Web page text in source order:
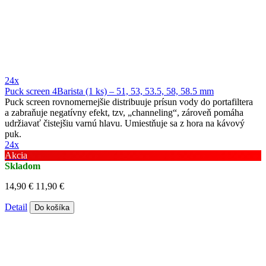
24x
Puck screen 4Barista (1 ks) – 51, 53, 53.5, 58, 58.5 mm
Puck screen rovnomernejšie distribuuje prísun vody do portafiltera
a zabraňuje negatívny efekt, tzv, „channeling“, zároveň pomáha
udržiavať čistejšiu varnú hlavu. Umiestňuje sa z hora na kávový
puk.
24x
Akcia
Skladom
14,90 € 11,90 €
Detail Do košíka